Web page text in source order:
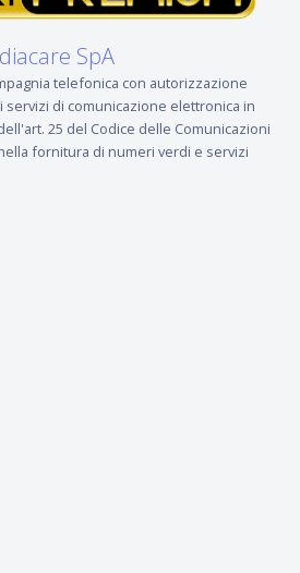
SpA
telefonica con autorizzazione
di comunicazione elettronica in
25 del Codice delle Comunicazioni
fornitura di numeri verdi e servizi